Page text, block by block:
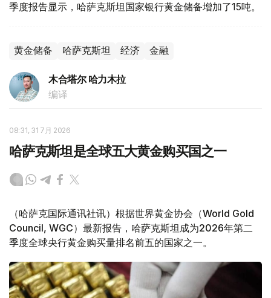
季度报告显示，哈萨克斯坦国家银行黄金储备增加了15吨。
黄金储备 哈萨克斯坦 经济 金融
木合塔尔 哈力木拉
编译
08:31, 31 7月 2026
哈萨克斯坦是全球五大黄金购买国之一
（哈萨克国际通讯社讯）根据世界黄金协会（World Gold
Council, WGC）最新报告，哈萨克斯坦成为2026年第二
季度全球央行黄金购买量排名前五的国家之一。